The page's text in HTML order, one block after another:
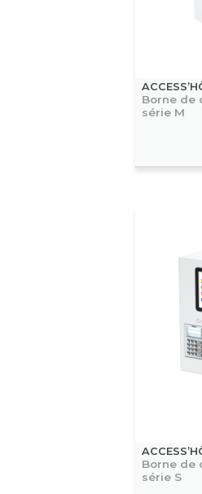
Borne de
série M
Borne de
série S